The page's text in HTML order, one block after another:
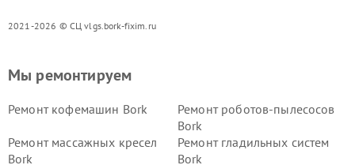
2021-2026 © СЦ vlgs.bork-fixim.ru
Мы ремонтируем
Ремонт кофемашин Bork
Ремонт роботов-пылесосов
Bork
Ремонт массажных кресел
Bork
Ремонт гладильных систем
Bork